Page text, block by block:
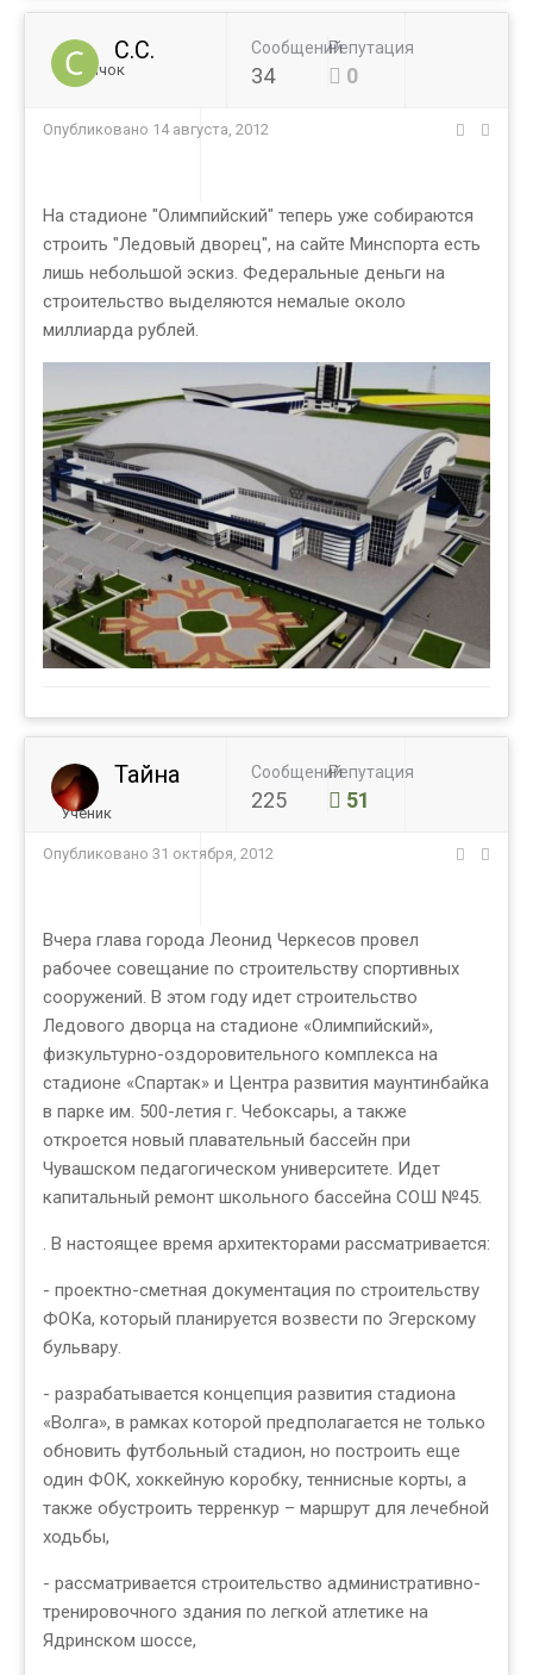
C.C.
Новичок
Сообщений
34
Репутация
0
Опубликовано 14 августа, 2012
На стадионе "Олимпийский" теперь уже собираются
строить "Ледовый дворец", на сайте Минспорта есть
лишь небольшой эскиз. Федеральные деньги на
строительство выделяются немалые около
миллиарда рублей.
Тайна
Ученик
Сообщений
225
Репутация
51
Опубликовано 31 октября, 2012
Вчера глава города Леонид Черкесов провел
рабочее совещание по строительству спортивных
сооружений. В этом году идет строительство
Ледового дворца на стадионе «Олимпийский»,
физкультурно-оздоровительного комплекса на
стадионе «Спартак» и Центра развития маунтинбайка
в парке им. 500-летия г. Чебоксары, а также
откроется новый плавательный бассейн при
Чувашском педагогическом университете. Идет
капитальный ремонт школьного бассейна СОШ №45.
. В настоящее время архитекторами рассматривается:
- проектно-сметная документация по строительству
ФОКа, который планируется возвести по Эгерскому
бульвару.
- разрабатывается концепция развития стадиона
«Волга», в рамках которой предполагается не только
обновить футбольный стадион, но построить еще
один ФОК, хоккейную коробку, теннисные корты, а
также обустроить терренкур – маршрут для лечебной
ходьбы,
- рассматривается строительство административно-
тренировочного здания по легкой атлетике на
Ядринском шоссе,